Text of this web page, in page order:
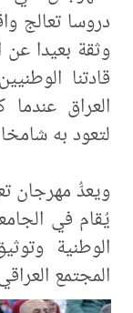
دروسا تعالج
وثقة بعيدا عن
قادتنا
العراق
لتعود به
ويعدُّ مهرجان
يُقام في
الوطنية
المجتمع